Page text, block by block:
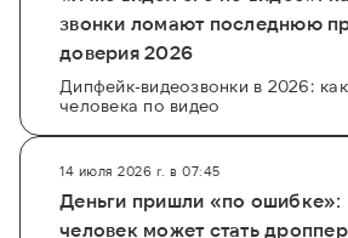
звонки ломают последнюю
доверия 2026
Дипфейк-видеозвонки в 2026:
человека по видео
14 июля 2026 г. в 07:45
Деньги пришли «по
человек может стать